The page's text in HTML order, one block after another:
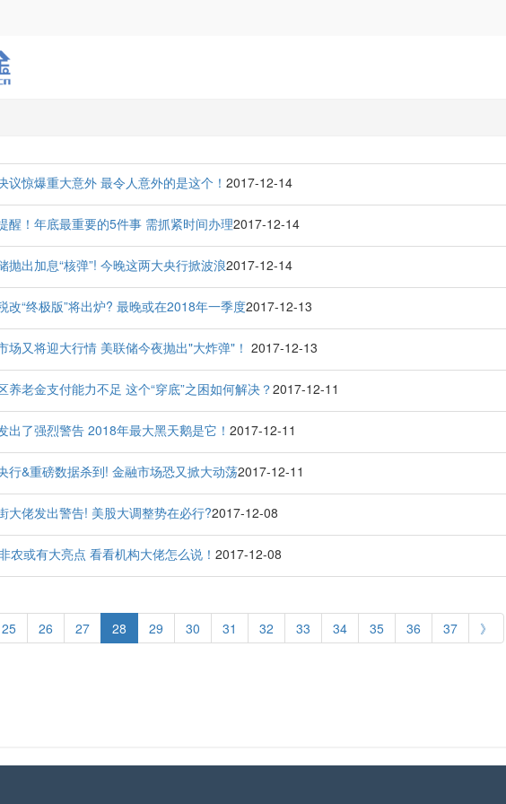
议惊爆重大意外 最令人意外的是这个！ 2017-12-14
醒！年底最重要的5件事 需抓紧时间办理2017-12-14
抛出加息“核弹”! 今晚这两大央行掀波浪2017-12-14
改“终极版”将出炉? 最晚或在2018年一季度2017-12-13
场又将迎大行情 美联储今夜抛出"大炸弹"！ 2017-12-13
养老金支付能力不足 这个“穿底”之困如何解决？2017-12-11
出了强烈警告 2018年最大黑天鹅是它！ 2017-12-11
行&重磅数据杀到! 金融市场恐又掀大动荡2017-12-11
大佬发出警告! 美股大调整势在必行?2017-12-08
农或有大亮点 看看机构大佬怎么说！ 2017-12-08
25 26 27 28 29 30 31 32 33 34 35 36 37 》